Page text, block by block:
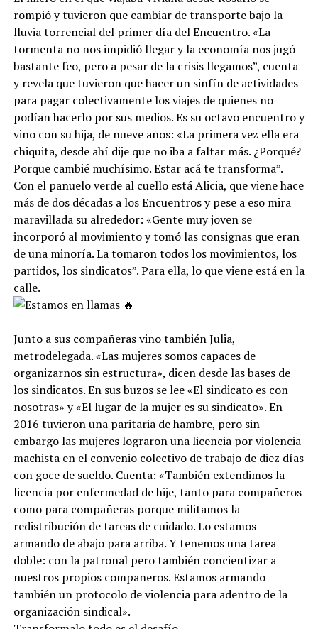
rompió y tuvieron que cambiar de transporte bajo la
lluvia torrencial del primer día del Encuentro. «La
tormenta no nos impidió llegar y la economía nos jugó
bastante feo, pero a pesar de la crisis llegamos”, cuenta
y revela que tuvieron que hacer un sinfín de actividades
para pagar colectivamente los viajes de quienes no
podían hacerlo por sus medios. Es su octavo encuentro y
vino con su hija, de nueve años: «La primera vez ella era
chiquita, desde ahí dije que no iba a faltar más. ¿Porqué?
Porque cambié muchísimo. Estar acá te transforma”.
Con el pañuelo verde al cuello está Alicia, que viene hace
más de dos décadas a los Encuentros y pese a eso mira
maravillada su alrededor: «Gente muy joven se
incorporó al movimiento y tomó las consignas que eran
de una minoría. La tomaron todos los movimientos, los
partidos, los sindicatos”. Para ella, lo que viene está en la
calle.
Junto a sus compañeras vino también Julia,
metrodelegada. «Las mujeres somos capaces de
organizarnos sin estructura», dicen desde las bases de
los sindicatos. En sus buzos se lee «El sindicato es con
nosotras» y «El lugar de la mujer es su sindicato». En
2016 tuvieron una paritaria de hambre, pero sin
embargo las mujeres lograron una licencia por violencia
machista en el convenio colectivo de trabajo de diez días
con goce de sueldo. Cuenta: «También extendimos la
licencia por enfermedad de hije, tanto para compañeros
como para compañeras porque militamos la
redistribución de tareas de cuidado. Lo estamos
armando de abajo para arriba. Y tenemos una tarea
doble: con la patronal pero también concientizar a
nuestros propios compañeros. Estamos armando
también un protocolo de violencia para adentro de la
organización sindical».